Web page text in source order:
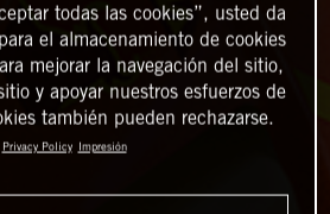
todas las cookies”, usted da
el almacenamiento de cookies
mejorar la navegación del sitio,
y apoyar nuestros esfuerzos de
también pueden rechazarse.
Privacy Policy Impresión